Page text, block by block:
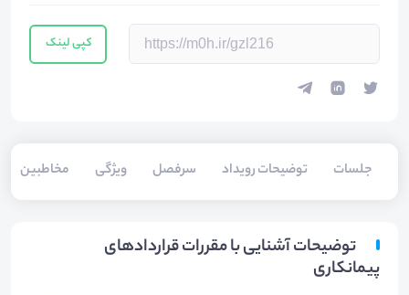
کپی لینک
جلسات توضیحات رویداد سرفصل ویژگی مخاطبین
توضیحات آشنایی با مقررات قراردادهای
پیمانکاری